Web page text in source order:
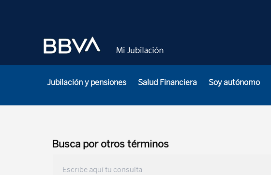
Jubilación y pensiones Salud Financiera Soy autónomo
Busca por otros términos